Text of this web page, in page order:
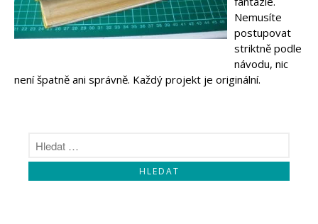
Makeblock
Micro:bit
Videa
Nemusíte
postupovat
striktně podle
návodu, nic
není špatně ani správně. Každý projekt je originální.